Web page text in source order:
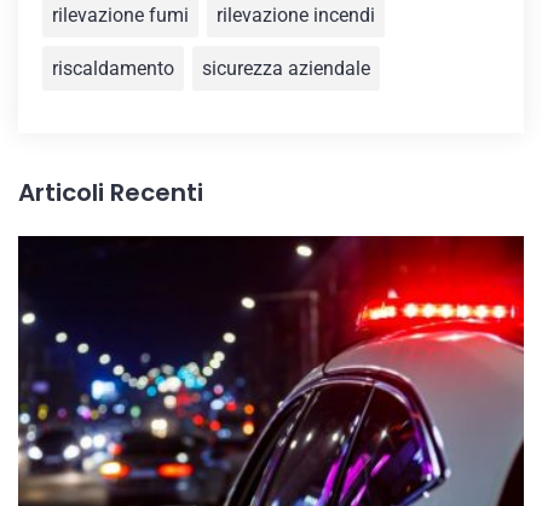
rilevazione fumi rilevazione incendi
riscaldamento sicurezza aziendale
Articoli Recenti